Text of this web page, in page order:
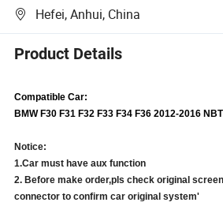
Hefei, Anhui, China
Product Details
Compatible Car:
BMW F30 F31 F32 F33 F34 F36 2012-2016
Notice:
1.Car must have aux function
2. Before make order,pls check original
connector to confirm car original system'